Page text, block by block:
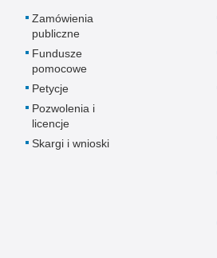
Zamówienia
publiczne
Fundusze
pomocowe
Petycje
Pozwolenia i
licencje
Skargi i wnioski